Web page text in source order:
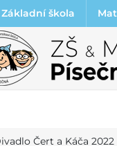
Základní škola
Čert a Káča 2022